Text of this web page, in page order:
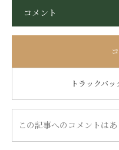
コメント
トラックバッ
この記事へのコメントはあ